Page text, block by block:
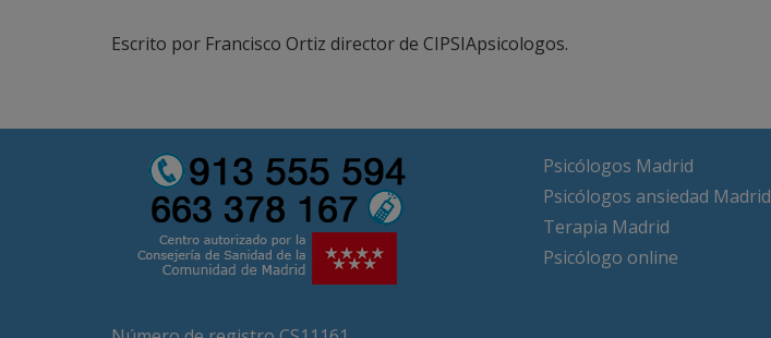
Escrito por Francisco Ortiz director de CIPSIApsicologos.
Psicólogos Madrid
Psicólogos ansiedad Madrid
Terapia Madrid
Psicólogo online